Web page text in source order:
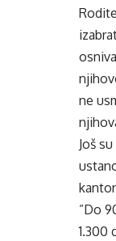
ne
Još
”Do
1.300